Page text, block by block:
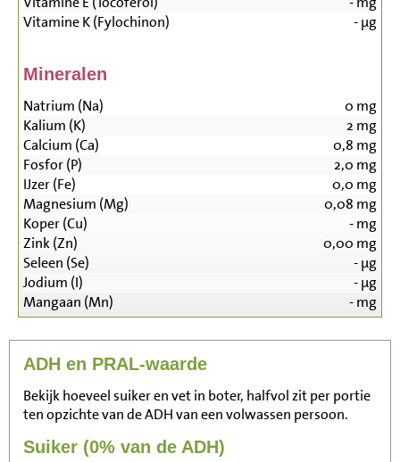
Vitamine K (Fylochinon)
-µg
Mineralen
Natrium (Na) 0 mg
Kalium (K)
2 mg
Calcium (Ca)
0,8 mg
Fosfor (P)
2,0 mg
IJzer (Fe)
0,0 mg
Magnesium (Mg)
0,08 mg
Koper (Cu)
-mg
Zink (Zn)
0,00 mg
Seleen (Se)
-µg
Jodium (I)
-µg
Mangaan (Mn)
-mg
ADH en PRAL-waarde
Bekijk hoeveel suiker en vet in boter, halfvol zit per portie
ten opzichte van de ADH van een volwassen persoon.
Suiker (0% van de ADH)